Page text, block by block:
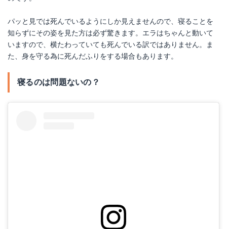
パッと見では死んでいるようにしか見えませんので、寝ることを
知らずにその姿を見た方は必ず驚きます。エラはちゃんと動いて
いますので、横たわっていても死んでいる訳ではありません。ま
た、身を守る為に死んだふりをする場合もあります。
寝るのは問題ないの？